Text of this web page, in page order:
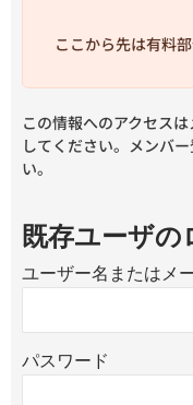
ここから先は有料
この情報へのアクセス
してください。メンバ
い。
既存ユーザの
ユーザー名またはメ
パスワード